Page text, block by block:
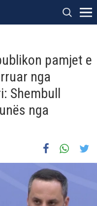
pamjet e
nga
Shembull
nga